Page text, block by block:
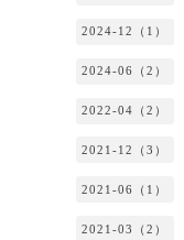
2024-12（1）
2024-06（2）
2022-04（2）
2021-12（3）
2021-06（1）
2021-03（2）